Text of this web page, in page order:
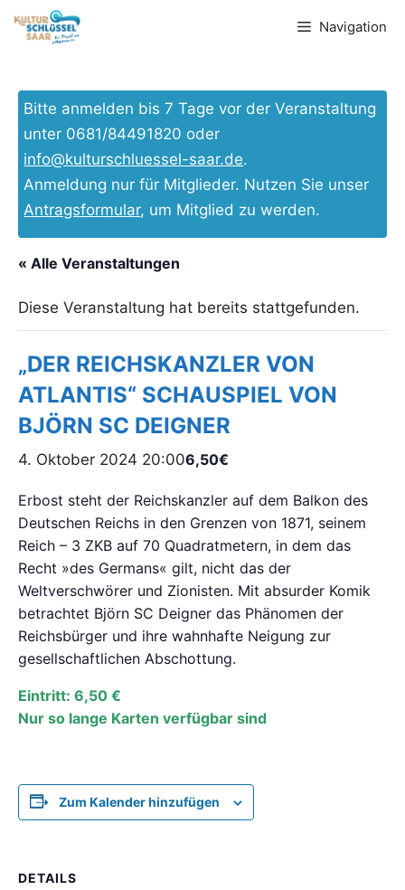
Inhalt
Navigation
Bitte anmelden bis 7 Tage vor der Veranstaltung
unter 0681/84491820 oder
info@kulturschluessel-saar.de.
Anmeldung nur für Mitglieder. Nutzen Sie unser
Antragsformular, um Mitglied zu werden.
« Alle Veranstaltungen
Diese Veranstaltung hat bereits stattgefunden.
„DER REICHSKANZLER VON
ATLANTIS“ SCHAUSPIEL VON
BJÖRN SC DEIGNER
4. Oktober 2024 20:006,50€
Erbost steht der Reichskanzler auf dem Balkon des
Deutschen Reichs in den Grenzen von 1871, seinem
Reich – 3 ZKB auf 70 Quadratmetern, in dem das
Recht »des Germans« gilt, nicht das der
Weltverschwörer und Zionisten. Mit absurder Komik
betrachtet Björn SC Deigner das Phänomen der
Reichsbürger und ihre wahnhafte Neigung zur
gesellschaftlichen Abschottung.
Eintritt: 6,50 €
Nur so lange Karten verfügbar sind
Zum Kalender hinzufügen
DETAILS